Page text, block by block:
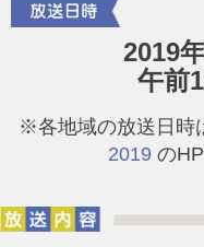
2019
午前
※各地域の放送日時
2019 の